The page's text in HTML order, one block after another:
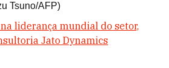
Tsuno/AFP)
liderança mundial do setor,
Jato Dynamics